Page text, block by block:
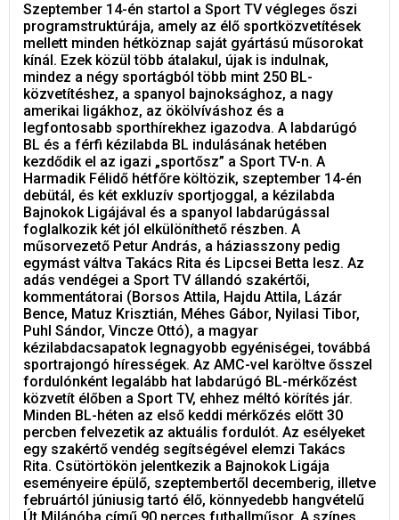
Szeptember 14-én startol a Sport TV végleges őszi
programstruktúrája, amely az élő sportközvetítések
mellett minden hétköznap saját gyártású műsorokat
kínál. Ezek közül több átalakul, újak is indulnak,
mindez a négy sportágból több mint 250 BL-
közvetítéshez, a spanyol bajnoksághoz, a nagy
amerikai ligákhoz, az ökölvíváshoz és a
legfontosabb sporthírekhez igazodva. A labdarúgó
BL és a férfi kézilabda BL indulásának hetében
kezdődik el az igazi „sportősz” a Sport TV-n. A
Harmadik Félidő hétfőre költözik, szeptember 14-én
debütál, és két exkluzív sportjoggal, a kézilabda
Bajnokok Ligájával és a spanyol labdarúgással
foglalkozik két jól elkülöníthető részben. A
műsorvezető Petur András, a háziasszony pedig
egymást váltva Takács Rita és Lipcsei Betta lesz. Az
adás vendégei a Sport TV állandó szakértői,
kommentátorai (Borsos Attila, Hajdu Attila, Lázár
Bence, Matuz Krisztián, Méhes Gábor, Nyilasi Tibor,
Puhl Sándor, Vincze Ottó), a magyar
kézilabdacsapatok legnagyobb egyéniségei, továbbá
sportrajongó hírességek. Az AMC-vel karöltve ősszel
fordulónként legalább hat labdarúgó BL-mérkőzést
közvetít élőben a Sport TV, ehhez méltó körítés jár.
Minden BL-héten az első keddi mérkőzés előtt 30
percben felvezetik az aktuális fordulót. Az esélyeket
egy szakértő vendég segítségével elemzi Takács
Rita. Csütörtökön jelentkezik a Bajnokok Ligája
eseményeire épülő, szeptembertől decemberig, illetve
februártól júniusig tartó élő, könnyedebb hangvételű